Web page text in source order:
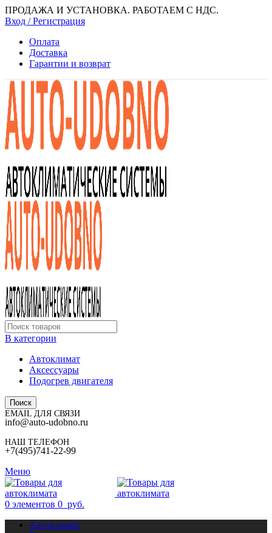
ПРОДАЖА И УСТАНОВКА. РАБОТАЕМ С НДС.
Вход / Регистрация
Оплата
Доставка
Гарантии и возврат
В категории
Автоклимат
Аксессуары
Подогрев двигателя
Поиск
EMAIL ДЛЯ СВЯЗИ
info@auto-udobno.ru
НАШ ТЕЛЕФОН
+7(495)741-22-99
Меню
0 элементов 0 руб.
Автоклимат